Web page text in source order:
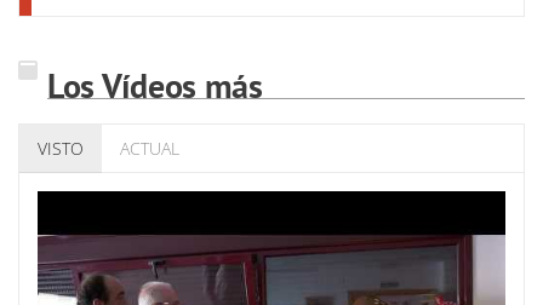
Los Vídeos más
VISTO ACTUAL